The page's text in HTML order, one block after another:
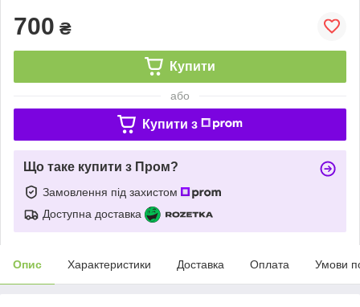
700 ₴
Купити
або
Купити з
Що таке купити з Пром?
Замовлення під захистом
Доступна доставка
Опис Характеристики Доставка Оплата Умови